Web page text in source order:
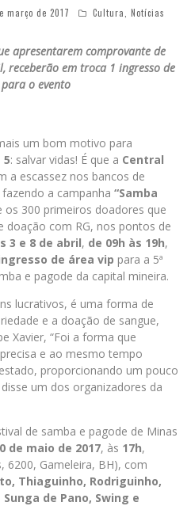
“Cê Tá Doido Festival” confirma o Mineirão como palco da festa
março de 2017 Cultura Notícias
apresentarem comprovante de
receberão em troca 1 ingresso de
o evento
um bom motivo para
5: salvar vidas! É que a Central
a escassez nos bancos de
a campanha “Samba
os 300 primeiros doadores que
doação com RG, nos pontos de
3 e 8 de abril, de 09h às 19h,
de área vip para a 5ª
e pagode da capital mineira.
lucrativos, é uma forma de
e a doação de sangue,
Xavier, “Foi a forma que
e ao mesmo tempo
proporcionando um pouco
um dos organizadores da
de samba e pagode de Minas
de maio de 2017, às 17h,
6200, Gameleira, BH), com
Thiaguinho, Rodriguinho,
Sunga de Pano, Swing e